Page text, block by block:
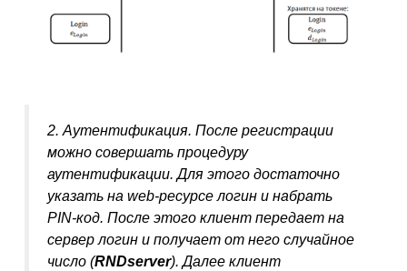
2. Аутентификация. После регистрации
можно совершать процедуру
аутентификации. Для этого достаточно
указать на web-ресурсе логин и набрать
PIN-код. После этого клиент передает на
сервер логин и получает от него случайное
число (RNDserver). Далее клиент